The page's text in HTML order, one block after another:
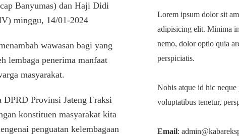
Banyumas) dan Haji Didi
minggu, 14/01-2024
wawasan bagi yang
lembaga penerima manfaat
masyarakat.
DPRD Provinsi Jateng Fraksi
konstituen masyarakat kita
penguatan kelembagaan
Lorem ipsum dolor sit
adipisicing elit. Minima
nemo, dolor optio quia
perspiciatis.
Nobis atque id hic
voluptatibus tenetur,
Email: